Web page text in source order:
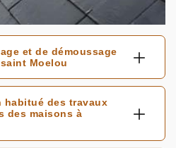
et de démoussage
Moelou
habitué des travaux
des maisons à